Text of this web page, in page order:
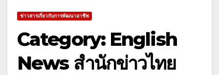
ข่าวสารเกี่ยวกับการพัฒนาอาชีพ
Category: English
News สำนักข่าวไทย